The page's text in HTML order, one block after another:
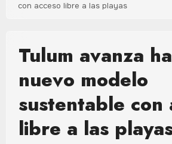
con acceso libre a las playas
Tulum avanza
nuevo modelo
sustentable con
libre a las